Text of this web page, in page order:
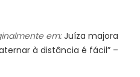
em: Juíza majora
à distância é fácil” –